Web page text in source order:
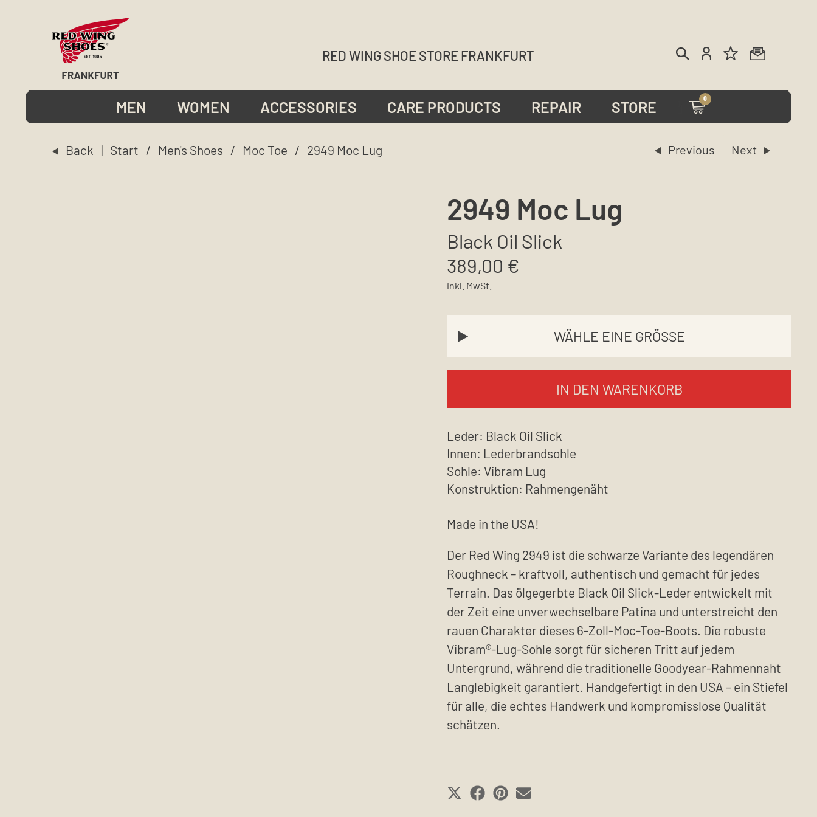
RED WING SHOE STORE FRANKFURT
MEN WOMEN ACCESSORIES CARE PRODUCTS REPAIR STORE 0
Back | Start / Men's Shoes / Moc Toe / 2949 Moc Lug
2949 Moc Lug
Black Oil Slick
389,00 €
inkl. MwSt.
IN DEN WARENKORB
Leder: Black Oil Slick
Innen: Lederbrandsohle
Sohle: Vibram Lug
Konstruktion: Rahmengenäht
Made in the USA!
Der Red Wing 2949 ist die schwarze Variante des legendären
Roughneck – kraftvoll, authentisch und gemacht für jedes
Terrain. Das ölgegerbte Black Oil Slick-Leder entwickelt mit
der Zeit eine unverwechselbare Patina und unterstreicht den
rauen Charakter dieses 6-Zoll-Moc-Toe-Boots. Die robuste
Vibram®-Lug-Sohle sorgt für sicheren Tritt auf jedem
Untergrund, während die traditionelle Goodyear-Rahmennaht
Langlebigkeit garantiert. Handgefertigt in den USA – ein Stiefel
für alle, die echtes Handwerk und kompromisslose Qualität
schätzen.
SHARE
SHARE
SHARESHARE